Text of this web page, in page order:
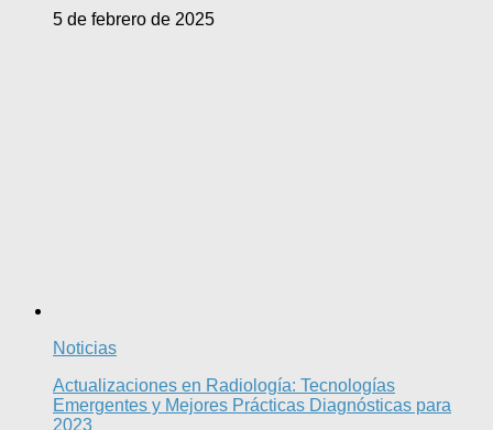
5 de febrero de 2025
Noticias
Actualizaciones en Radiología: Tecnologías
Emergentes y Mejores Prácticas Diagnósticas para
2023